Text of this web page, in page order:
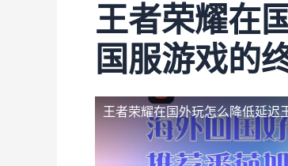
王者荣耀在
国服游戏的
王者荣耀在国外玩怎么降低延迟